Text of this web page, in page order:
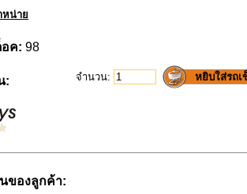
น่าย
อค:98
: จำนวน:
ของลูกค้า: